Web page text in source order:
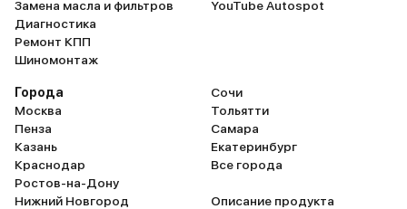
Замена масла и фильтров
Диагностика
Ремонт КПП
Шиномонтаж
YouTube Autospot
Города
Москва
Пенза
Казань
Краснодар
Ростов-на-Дону
Нижний Новгород
Сочи
Тольятти
Самара
Екатеринбург
Все города
Описание продукта